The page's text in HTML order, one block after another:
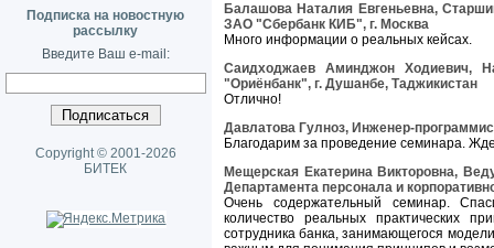
Балашова Наталия Евгеньевна,
ЗАО "Сбербанк КИБ", г. Москва
Много информации о реальных кейсах.
Саидходжаев Аминджон Ходиевич,
"Ориёнбанк", г. Душанбе, Таджикистан
Отлично!
Давлатова Гулноз, Инженер-
Благодарим за проведение семинара.
Мещерская Екатерина Викторовна,
Департамента персонала и
Очень содержательный семинар.
количество реальных практических
сотрудника банка, занимающегося
Подписка на новостную
рассылку
Введите Ваш e-mail:
Copyright © 2001-2026
БИТЕК